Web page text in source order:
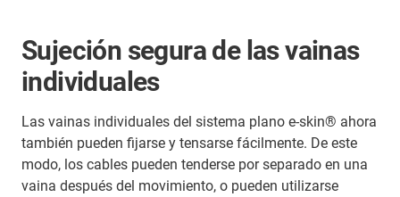
Sujeción segura de las vainas
individuales
Las vainas individuales del sistema plano e-skin® ahora
también pueden fijarse y tensarse fácilmente. De este
modo, los cables pueden tenderse por separado en una
vaina después del movimiento, o pueden utilizarse